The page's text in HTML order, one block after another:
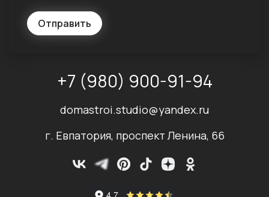
Отправить
+7 (980) 900-91-94
domastroi.studio@yandex.ru
г. Евпатория, проспект Ленина, 66